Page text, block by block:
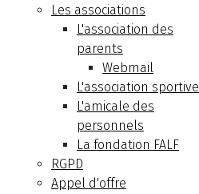
Les associations
L'association des
parents
Webmail
L'association sportive
L'amicale des
personnels
La fondation FALF
RGPD
Appel d'offre